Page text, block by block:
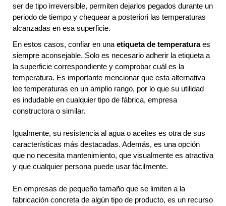
ser de tipo irreversible, permiten dejarlos pegados durante un
periodo de tiempo y chequear a posteriori las temperaturas
alcanzadas en esa superficie.
En estos casos, confiar en unaetiqueta de temperaturaes
siempre aconsejable. Solo es necesario adherir la etiqueta a
la superficie correspondiente y comprobar cuál es la
temperatura. Es importante mencionar que esta alternativa
lee temperaturas en un amplio rango, por lo que su utilidad
es indudable en cualquier tipo de fábrica, empresa
constructora o similar.
Igualmente, su resistencia al agua o aceites es otra de sus
características más destacadas. Además, es una opción
que no necesita mantenimiento, que visualmente es atractiva
y que cualquier persona puede usar fácilmente.
En empresas de pequeño tamaño que se limiten a la
fabricación concreta de algún tipo de producto, es un recurso